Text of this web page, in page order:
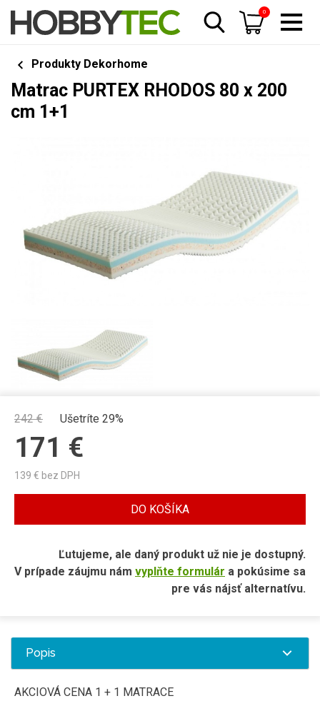
0
Produkty Dekorhome
Matrac PURTEX RHODOS 80 x 200
cm 1+1
242€ Ušetríte 29%
171 €
139 € bez DPH
DO KOŠÍKA
Ľutujeme, ale daný produkt už nie je dostupný.
V prípade záujmu nám vyplňte formulár a pokúsime sa
pre vás nájsť alternatívu.
Popis
AKCIOVÁ CENA 1 + 1 MATRACE